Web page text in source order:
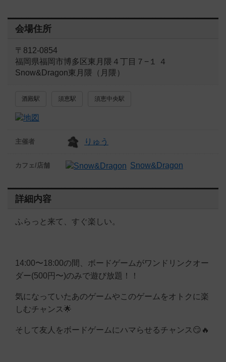
会場住所
〒812-0854
福岡県福岡市博多区東月隈４丁目７−１ ４
Snow&Dragon東月隈（月隈）
酒殿駅 須恵駅 須恵中央駅
主催者 りゅう
カフェ/店舗 Snow&Dragon
詳細内容
ふらっと来て、すぐ楽しい。
14:00〜18:00の間、ボードゲームがワンドリンクオー
ダー(500円〜)のみで遊び放題！！
気になっていたあのゲームやこのゲームをオトクに楽
しむチャンス🌟
そして友人をボードゲームにハマらせるチャンス😏🔥